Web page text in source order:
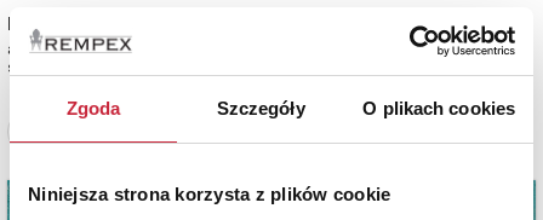
Zgoda Szczegóły O plikach cookies
Niniejsza strona korzysta z plików cookie
akryl, płótno, 46,5 x 55 cm;
sygn.na odwrociu : JUX